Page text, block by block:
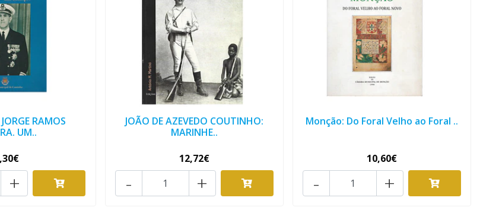
RAMOS
UM..
+
JOÃO DE AZEVEDO COUTINHO:
MARINHE..
12,72€
+
-
Monção: Do Foral Velho ao Foral ..
10,60€
+
-